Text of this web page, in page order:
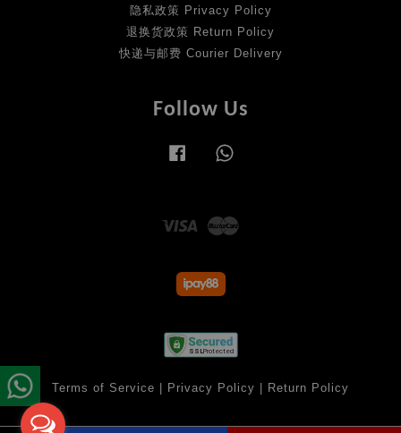
隐私政策 Privacy Policy
退换货政策 Return Policy
快递与邮费 Courier Delivery
Follow Us
Facebook
Visa
Terms of Service | Privacy Policy | Return Policy